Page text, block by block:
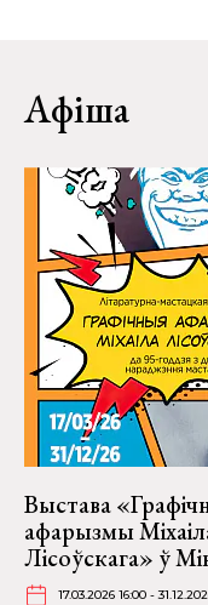
Афіша
Выстава
афарызмы
Лісоўскага» ў
17.03.2026 16:00 -